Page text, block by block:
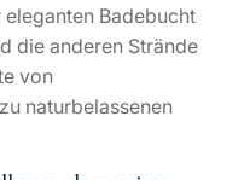
bietet der Beitrag